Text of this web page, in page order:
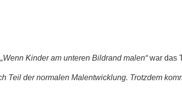
„Wenn Kinder am unteren Bildrand malen“war das
Teil der normalen Malentwicklung. Trotzdem